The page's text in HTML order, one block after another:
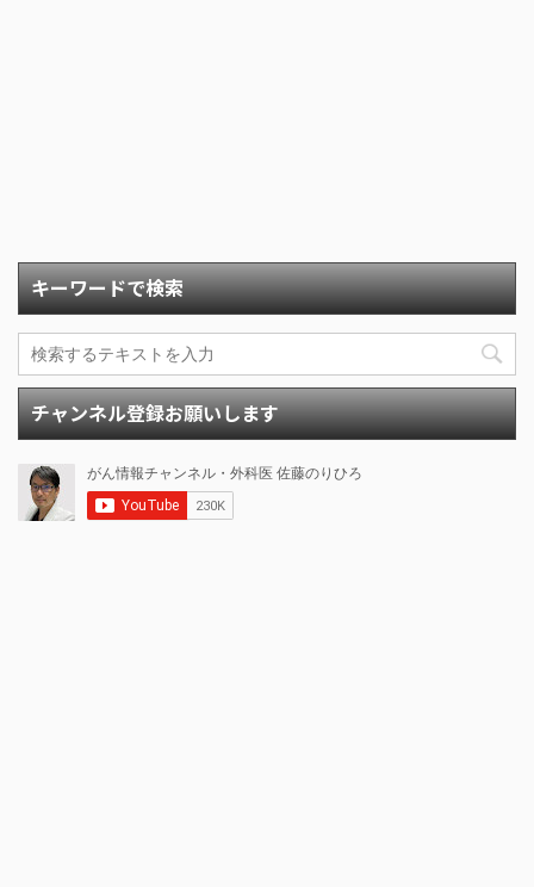
キーワードで検索
チャンネル登録お願いします